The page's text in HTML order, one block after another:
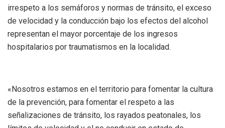
irrespeto a los semáforos y normas de tránsito, el exceso
de velocidad y la conducción bajo los efectos del alcohol
representan el mayor porcentaje de los ingresos
hospitalarios por traumatismos en la localidad.
«Nosotros estamos en el territorio para fomentar la cultura
de la prevención, para fomentar el respeto a las
señalizaciones de tránsito, los rayados peatonales, los